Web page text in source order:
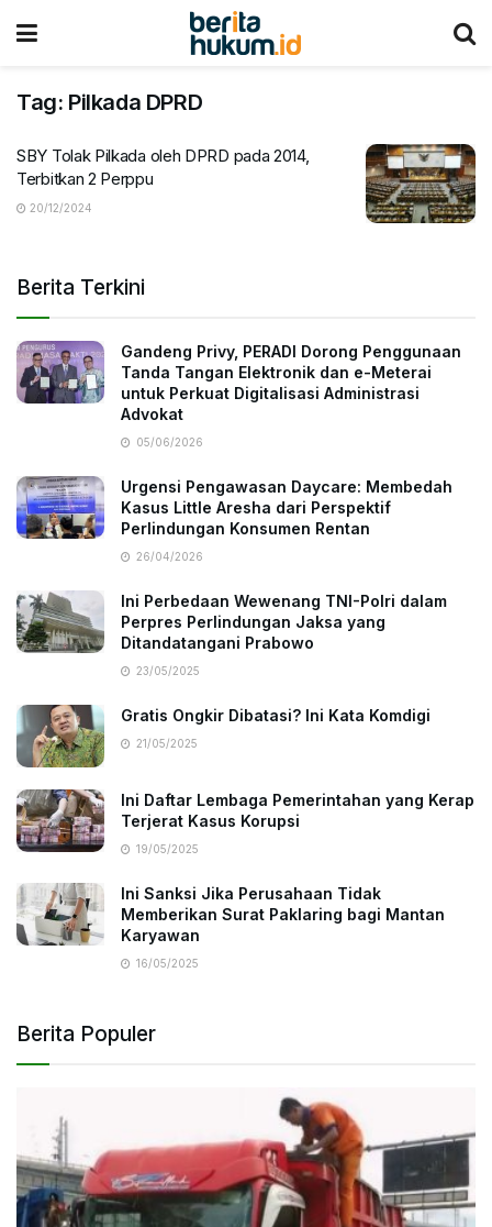
Tag: Pilkada DPRD
SBY Tolak Pilkada oleh DPRD pada 2014,
Terbitkan 2 Perppu
20/12/2024
Berita Terkini
Gandeng Privy, PERADI Dorong Penggunaan
Tanda Tangan Elektronik dan e-Meterai
untuk Perkuat Digitalisasi Administrasi
Advokat
05/06/2026
Urgensi Pengawasan Daycare: Membedah
Kasus Little Aresha dari Perspektif
Perlindungan Konsumen Rentan
26/04/2026
Ini Perbedaan Wewenang TNI-Polri dalam
Perpres Perlindungan Jaksa yang
Ditandatangani Prabowo
23/05/2025
Gratis Ongkir Dibatasi? Ini Kata Komdigi
21/05/2025
Ini Daftar Lembaga Pemerintahan yang Kerap
Terjerat Kasus Korupsi
19/05/2025
Ini Sanksi Jika Perusahaan Tidak
Memberikan Surat Paklaring bagi Mantan
Karyawan
16/05/2025
Berita Populer